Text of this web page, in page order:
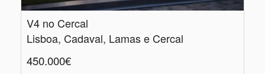
V4 no Cercal
Lisboa, Cadaval, Lamas e Cercal
450.000€